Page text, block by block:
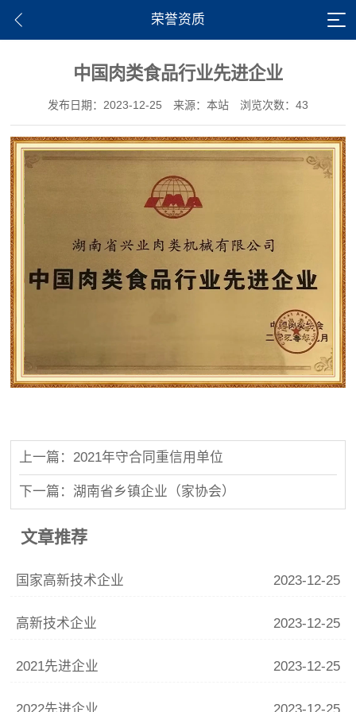
荣誉资质
中国肉类食品行业先进企业
发布日期：2023-12-25 来源：本站 浏览次数：43
上一篇：2021年守合同重信用单位
下一篇：湖南省乡镇企业（家协会）
文章推荐
国家高新技术企业 2023-12-25
高新技术企业 2023-12-25
2021先进企业 2023-12-25